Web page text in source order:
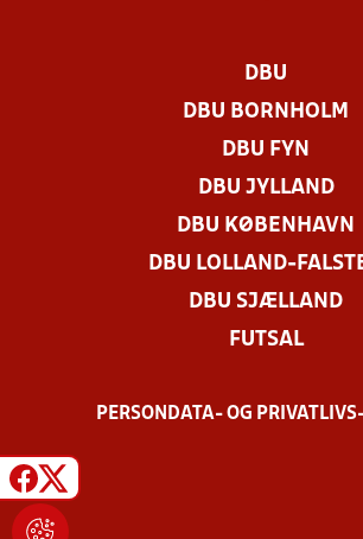
DBU
DBU BORNHOLM
DBU FYN
DBU JYLLAND
DBU KØBENHAVN
DBU LOLLAND-
DBU SJÆLLAND
FUTSAL
PERSONDATA- OG